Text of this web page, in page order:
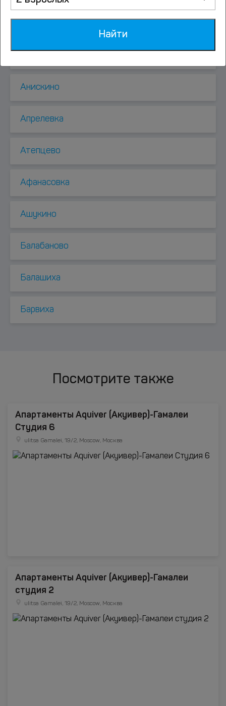
Анискино
Апрелевка
Атепцево
Афанасовка
Ашукино
Балабаново
Балашиха
Барвиха
Посмотрите также
Апартаменты Aquiver (Акуивер)-Гамалеи
Студия 6
ulitsa Gamalei, 19/2, Moscow, Москва
Апартаменты Aquiver (Акуивер)-Гамалеи
студия 2
ulitsa Gamalei, 19/2, Moscow, Москва
Найти